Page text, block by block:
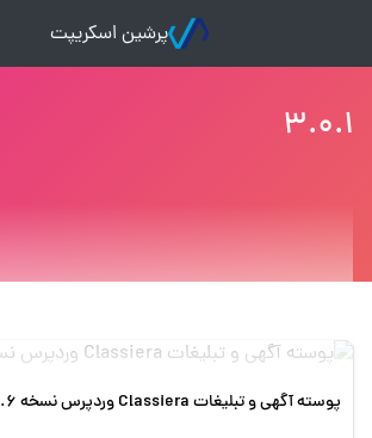
پرشین اسکریپت
۳.۰.۱
پوسته آگهی و تبلیغات Classiera وردپرس نسخه 4.0.6